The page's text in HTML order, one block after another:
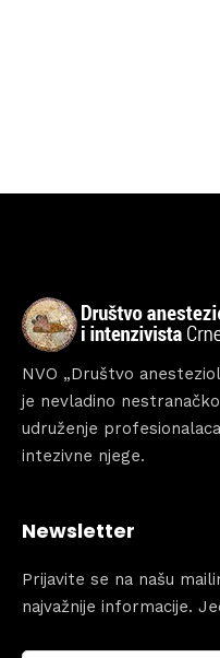
NVO „Društvo
je nevladino
udruženje
intezivne njege.
Newsletter
Prijavite se na našu
najvažnije informacije.